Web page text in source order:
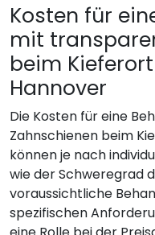
Kosten für
mit
beim
Hannover
Die Kosten für eine
Zahnschienen beim
können je nach
wie der Schweregrad
voraussichtliche
spezifischen